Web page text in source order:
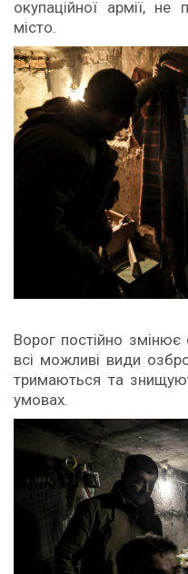
окупаційної армії,
місто.
Ворог постійно
всі можливі види
тримаються та
умовах.